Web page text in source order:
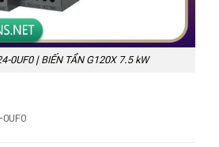
0UF0 | BIẾN TẦN G120X 7.5 kW
0UF0